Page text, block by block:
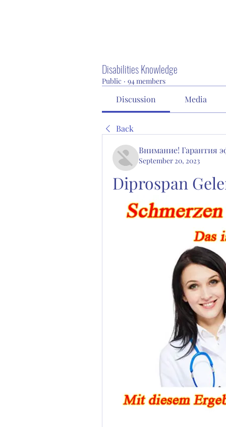
Disabilities Knowledge
Public · 94 members
Discussion Media
Back
Внимание! Гарантия
September 20, 2023
Diprospan